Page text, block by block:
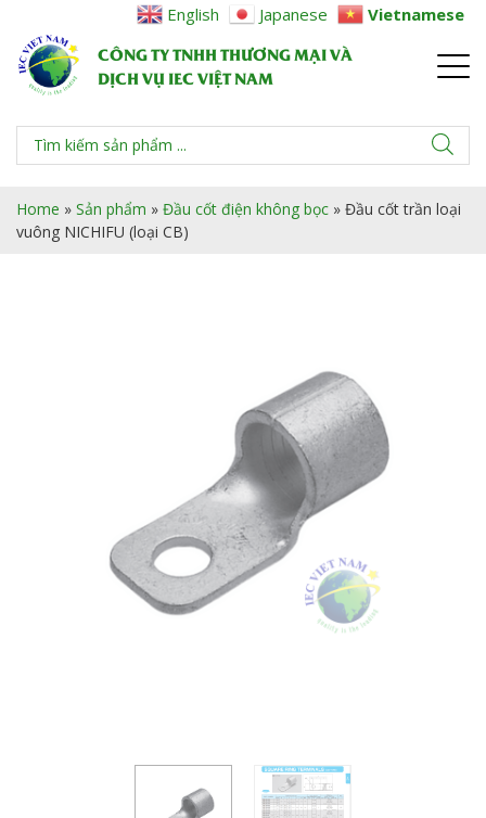
CÔNG TY TNHH THƯƠNG MẠI VÀ
DỊCH VỤ IEC VIỆT NAM
Home » Sản phẩm » Đầu cốt điện không bọc » Đầu cốt trần loại
vuông NICHIFU (loại CB)
English Japanese Vietnamese